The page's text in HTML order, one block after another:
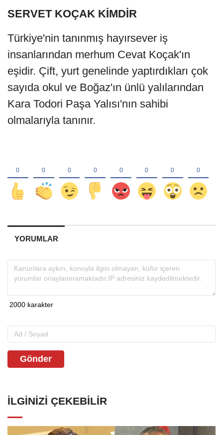
SERVET KOÇAK KİMDİR
Türkiye'nin tanınmış hayırsever iş
insanlarından merhum Cevat Koçak'ın
eşidir. Çift, yurt genelinde yaptırdıkları çok
sayıda okul ve Boğaz'ın ünlü yalılarından
Kara Todori Paşa Yalısı'nın sahibi
olmalarıyla tanınır.
YORUMLAR
Gönder
İLGINIZI ÇEKEBILIR